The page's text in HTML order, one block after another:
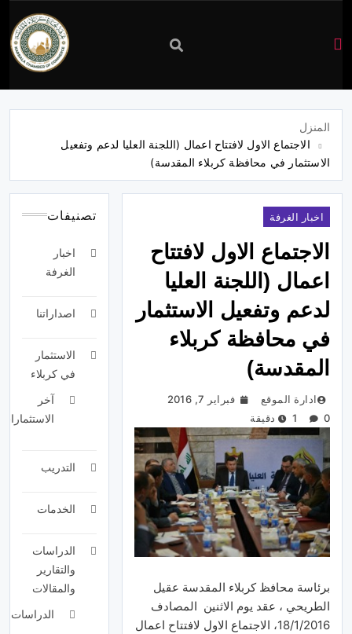
غرفة
كربلاء
المنزل
الاجتماع الاول لافتتاح اعمال (اللجنة العليا لدعم وتفعيل
الاستثمار في محافظة كربلاء المقدسة)
اخبار الغرفة
الاجتماع الاول لافتتاح
اعمال (اللجنة العليا
لدعم وتفعيل الاستثمار
في محافظة كربلاء
المقدسة)
ادارة الموقع
فبراير 7, 2016
0
1 دقيقة
برئاسة محافظ كربلاء المقدسة عقيل
الطريحي ، عقد يوم الاثنين المصادف
18/1/2016، الاجتماع الاول لافتتاح اعمال
تصنيفات
اخبار
الغرفة
اصداراتنا
الاستثمار
في كربلاء
آخر
الاستثمارات
التدريب
الخدمات
الدراسات
والتقارير
والمقالات
الدراسات